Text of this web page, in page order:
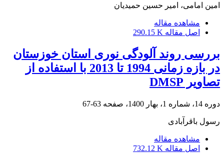
امین امامی، امیر حسین حمیدیان
مشاهده مقاله
اصل مقاله 290.15 K
بررسی روند آلودگی نوری استان خوزستان
در بازه زمانی 1994 تا 2013 با استفاده از
تصاویر DMSP
دوره 14، شماره 1، بهار 1400، صفحه 63-67
رسول باقرآبادی
مشاهده مقاله
اصل مقاله 732.12 K